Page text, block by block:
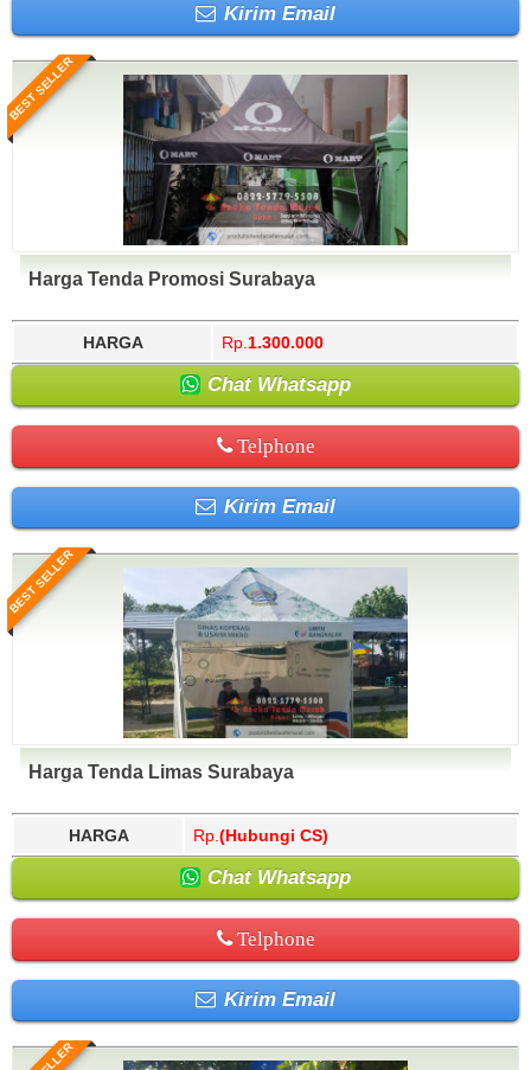
Kirim Email
BEST SELLER
Harga Tenda Promosi Surabaya
HARGA Rp. 1.300.000
Chat Whatsapp
Telphone
Kirim Email
BEST SELLER
Harga Tenda Limas Surabaya
HARGA Rp. (Hubungi CS)
Chat Whatsapp
Telphone
Kirim Email